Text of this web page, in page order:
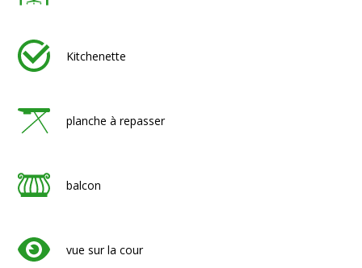
Kitchenette
planche à repasser
balcon
vue sur la cour